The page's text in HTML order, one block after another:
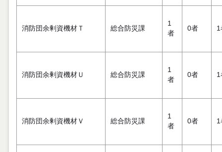
消防団余剰資機材Ｔ 総合防災課
1
者
0者 1
消防団余剰資機材Ｕ 総合防災課
1
者
0者 1
消防団余剰資機材Ｖ 総合防災課
1
者
0者 1